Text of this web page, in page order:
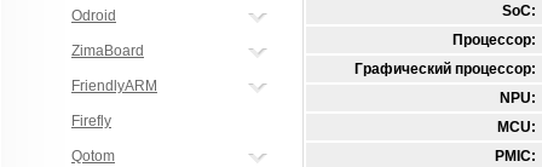
Odroid
ZimaBoard
FriendlyARM
Firefly
Qotom
SoC:
Процессор:
Графический процессор:
NPU:
MCU:
PMIC: